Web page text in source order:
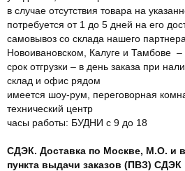
в случае отсутствия товара на
потребуется от 1 до 5 дней на его
самовывоз со склада нашего
Новоивановском, Калуге и Тамбове –
срок отгрузки – в день заказа при
склад и офис рядом
имеется шоу-рум, переговорная
технический центр
часы работы: БУДНИ с 9 до 18
СДЭК. Доставка по Москве, М.О. и
пункта выдачи заказов (ПВЗ)